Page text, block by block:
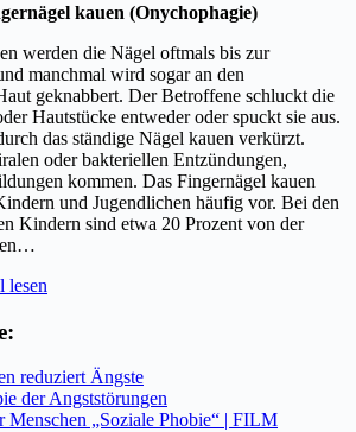
kauen (Onychophagie)
werden die Nägel oftmals bis zur
manchmal wird sogar an den
geknabbert. Der Betroffene schluckt die
Hautstücke entweder oder spuckt sie aus.
das ständige Nägel kauen verkürzt.
oder bakteriellen Entzündungen,
kommen. Das Fingernägel kauen
und Jugendlichen häufig vor. Bei den
Kindern sind etwa 20 Prozent von der
lesen
reduziert Ängste
der Angststörungen
Menschen „Soziale Phobie“ | FILM